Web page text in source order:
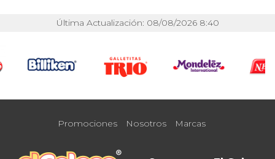
Última Actualización: 08/08/2026 8:40
Promociones Nosotros Marcas